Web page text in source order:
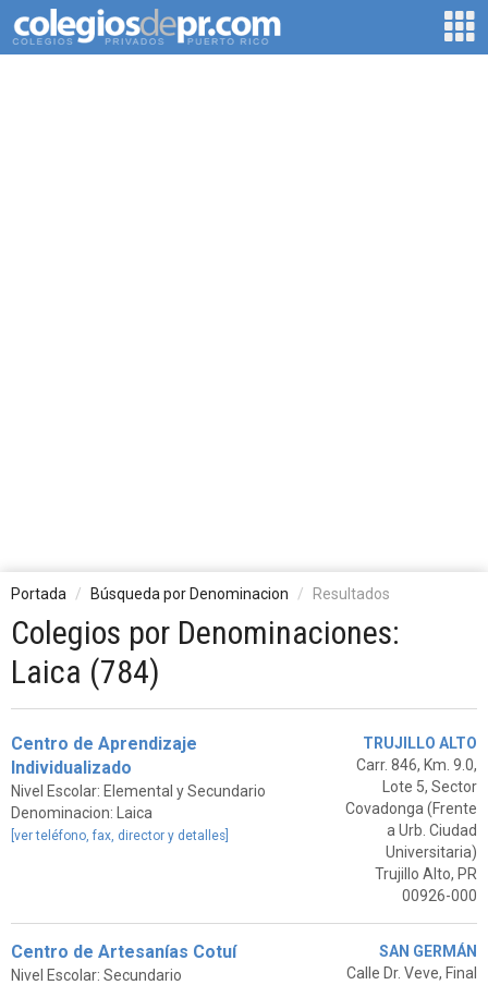
Portada Búsqueda por Denominacion Resultados
Colegios por Denominaciones:
Laica (784)
Centro de Aprendizaje
Individualizado
Nivel Escolar: Elemental y Secundario
Denominacion: Laica
[ver teléfono, fax, director y detalles]
TRUJILLO ALTO
Carr. 846, Km. 9.0,
Lote 5, Sector
Covadonga (Frente
a Urb. Ciudad
Universitaria)
Trujillo Alto, PR
00926-000
Centro de Artesanías Cotuí
Nivel Escolar: Secundario
SAN GERMÁN
Calle Dr. Veve, Final